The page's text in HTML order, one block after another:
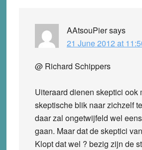
AAtsouPiersays
21 June 2012 at
@ Richard Schippers
Uiteraard dienen skeptici ook
skeptische blik naar zichzelf
daar zal ongetwijfeld wel
gaan. Maar dat de skeptici
Klopt dat wel ? bezig zijn de